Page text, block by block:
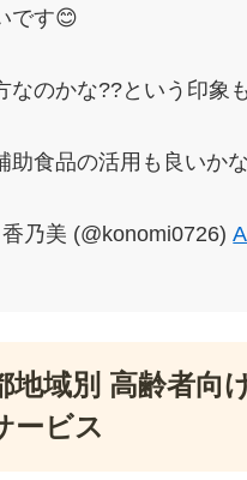
です😊
なのかな??という印象
助食品の活用も良いか
乃美 (@konomi0726)
地域別 高齢者向
ービス